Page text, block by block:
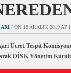
/ ON 18 ARALIK 2019 AT
Ücret Tespit
DİSK Yönetim Kurulu